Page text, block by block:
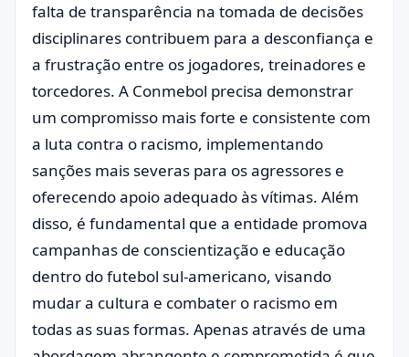
falta de transparência na tomada de decisões
disciplinares contribuem para a desconfiança e
a frustração entre os jogadores, treinadores e
torcedores. A Conmebol precisa demonstrar
um compromisso mais forte e consistente com
a luta contra o racismo, implementando
sanções mais severas para os agressores e
oferecendo apoio adequado às vítimas. Além
disso, é fundamental que a entidade promova
campanhas de conscientização e educação
dentro do futebol sul-americano, visando
mudar a cultura e combater o racismo em
todas as suas formas. Apenas através de uma